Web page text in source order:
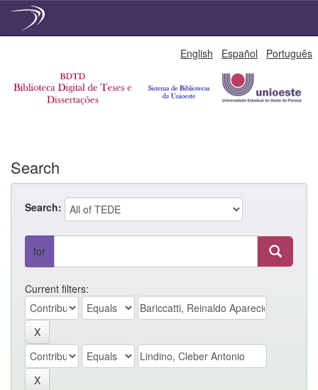
English Español Português
Search
Search:
for
Current filters: